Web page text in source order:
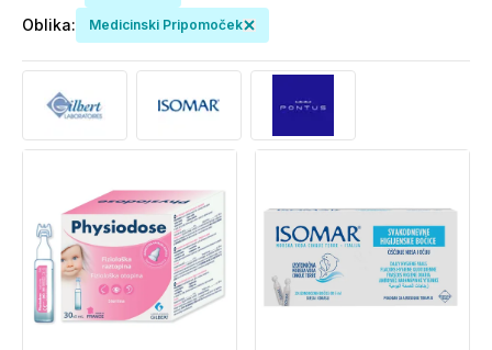
Oblika: Medicinski Pripomoček